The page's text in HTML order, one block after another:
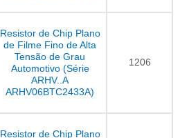
Resistor de Chip Plano
de Filme Fino de Alta
Tensão de Grau
Automotivo (Série
ARHV..A
ARHV06BTC2433A)
1206
Resistor de Chip Plano